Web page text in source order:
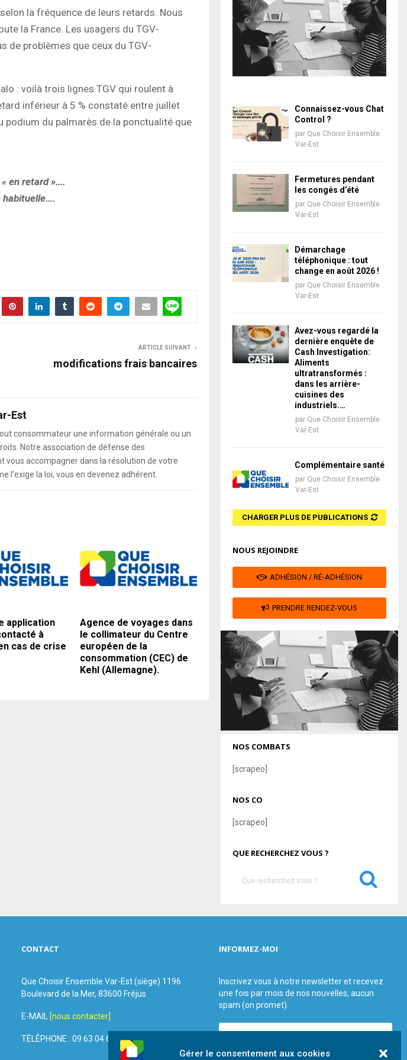
Gérer le consentement aux cookies
la fréquence de leurs retards. Nous
la France. Les usagers du TGV-
de problèmes que ceux du TGV-
: voilà trois lignes TGV qui roulent à
inférieur à 5 % constaté entre juillet
du palmarès de la ponctualité que
en retard »….
habituelle….
ARTICLE SUIVANT
modifications frais bancaires
Est
consommateur une information générale ou un
Notre association de défense des
accompagner dans la résolution de votre
l’exige la loi, vous en devenez adhérent.
application
à
cas de crise
Agence de voyages dans
le collimateur du Centre
européen de la
consommation (CEC) de
Kehl (Allemagne).
Connaissez-vous Chat
Control ?
par Que Choisir Ensemble
Var-Est
Fermetures pendant
les congés d’été
par Que Choisir Ensemble
Var-Est
Démarchage
téléphonique : tout
change en août 2026 !
par Que Choisir Ensemble
Var-Est
Avez-vous regardé la
dernière enquête de
Cash Investigation:
Aliments
ultratransformés :
dans les arrière-
cuisines des
industriels.…
par Que Choisir Ensemble
Var-Est
Complémentaire santé
par Que Choisir Ensemble
Var-Est
CHARGER PLUS DE PUBLICATIONS
NOUS REJOINDRE
ADHÉSION / RÉ-ADHÉSION
PRENDRE RENDEZ-VOUS
NOS COMBATS
[scrapeo]
NOS CO
[scrapeo]
QUE RECHERCHEZ VOUS ?
f
:
H
CONTACT
Que Choisir Ensemble Var-Est (siège) 1196
Boulevard de la Mer, 83600 Fréjus
E-MAIL [nous contacter]
TÉLÉPHONE : 09 63 04 60 44
INFORMEZ-MOI
Inscrivez vous à notre newsletter et recevez
une fois par mois de nos nouvelles, aucun
spam (on promet).